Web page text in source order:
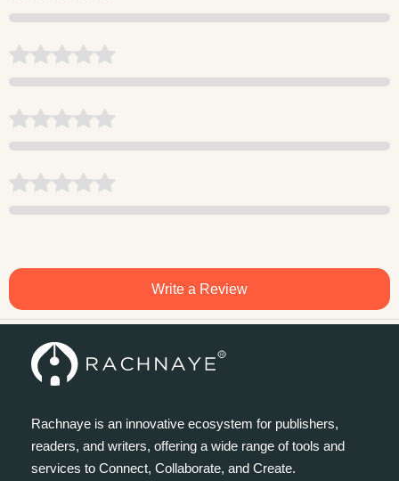
Write a Review
Rachnaye is an innovative ecosystem for publishers,
readers, and writers, offering a wide range of tools and
services to Connect, Collaborate, and Create.